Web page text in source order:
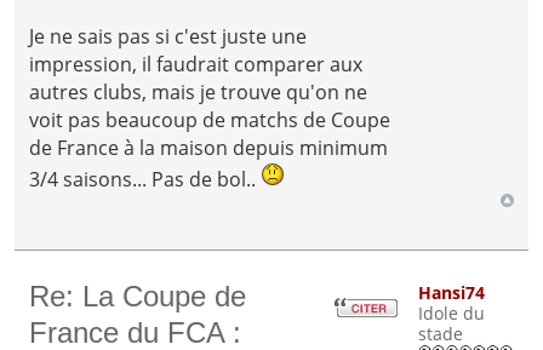
Je ne sais pas si c'est juste une
impression, il faudrait comparer aux
autres clubs, mais je trouve qu'on ne
voit pas beaucoup de matchs de Coupe
de France à la maison depuis minimum
3/4 saisons... Pas de bol..
Re: La Coupe de
France du FCA :
Hansi74
Idole du
stade